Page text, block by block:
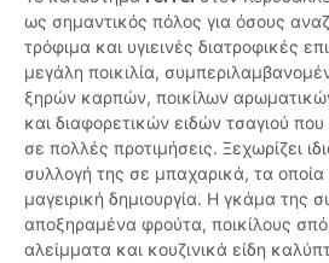
ως σημαντικός πόλος για όσους
τρόφιμα και υγιεινές διατροφικές
μεγάλη ποικιλία,
ξηρών καρπών, ποικίλων
και διαφορετικών ειδών τσαγιού
σε πολλές προτιμήσεις. Ξεχωρίζει
συλλογή της σε μπαχαρικά, τα οποία
μαγειρική δημιουργία. Η γκάμα της
αποξηραμένα φρούτα, ποικίλους
αλείμματα και κουζινικά είδη